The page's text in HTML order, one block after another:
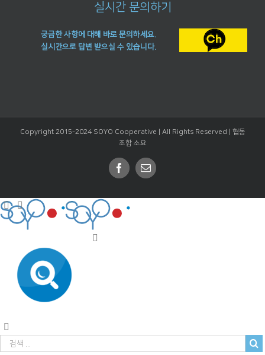
실시간 문의하기
궁금한 사항에 대해 바로 문의하세요.
실시간으로 답변 받으실 수 있습니다.
Copyright 2015-2024 SOYO Cooperative | All Rights Reserved | 협동
조합 소요
Facebook
Email